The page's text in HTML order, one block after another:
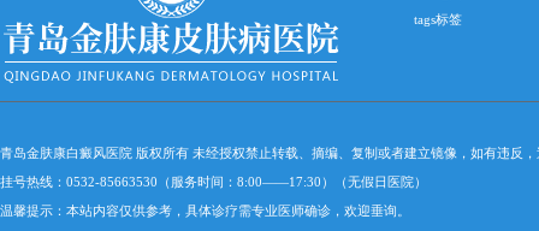
tags标签
青岛金肤康白癜风医院 版权所有 未经授权禁止转载、摘编、复制或者建立镜像，如有违反
挂号热线：0532-85663530（服务时间：8:00——17:30）（无假日医院）
温馨提示：本站内容仅供参考，具体诊疗需专业医师确诊，欢迎垂询。